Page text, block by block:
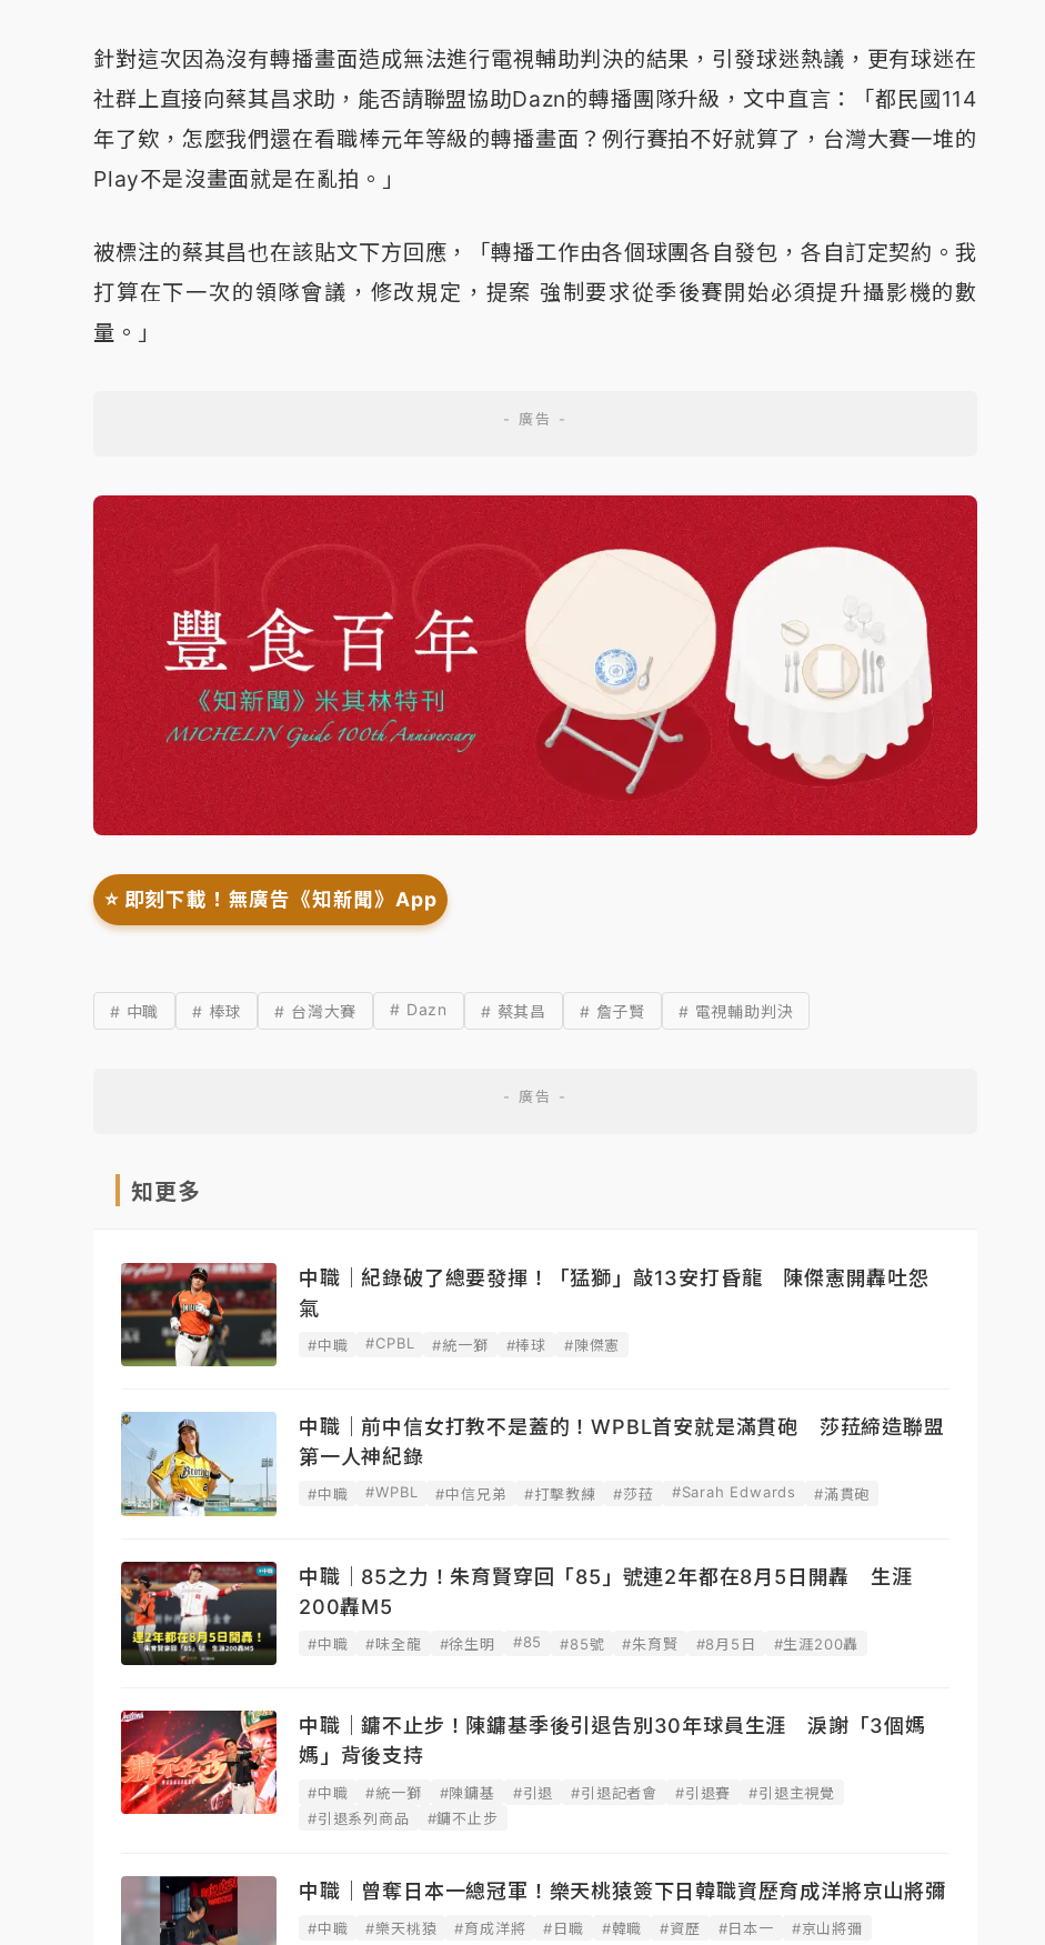
針對這次因為沒有轉播畫面造成無法進行電視輔助判決的結果，引發球迷熱議，更有球迷在
社群上直接向蔡其昌求助，能否請聯盟協助Dazn的轉播團隊升級，文中直言：「都民國114
年了欸，怎麼我們還在看職棒元年等級的轉播畫面？例行賽拍不好就算了，台灣大賽一堆的
Play不是沒畫面就是在亂拍。」
被標注的蔡其昌也在該貼文下方回應，「轉播工作由各個球團各自發包，各自訂定契約。我
打算在下一次的領隊會議，修改規定，提案 強制要求從季後賽開始必須提升攝影機的數
量。」
⭐️ 即刻下載！無廣告《知新聞》App
# 中職 # 棒球 # 台灣大賽 # Dazn # 蔡其昌 # 詹子賢 # 電視輔助判決
知更多
中職｜紀錄破了總要發揮！「猛獅」敲13安打昏龍 陳傑憲開轟吐怨
氣
#中職 #CPBL #統一獅 #棒球 #陳傑憲
中職｜前中信女打教不是蓋的！WPBL首安就是滿貫砲 莎菈締造聯盟
第一人神紀錄
#中職 #WPBL #中信兄弟 #打擊教練 #莎菈 #Sarah Edwards #滿貫砲
中職｜85之力！朱育賢穿回「85」號連2年都在8月5日開轟 生涯
200轟M5
#中職 #味全龍 #徐生明 #85 #85號 #朱育賢 #8月5日 #生涯200轟
中職｜鏞不止步！陳鏞基季後引退告別30年球員生涯 淚謝「3個媽
媽」背後支持
#中職 #統一獅 #陳鏞基 #引退 #引退記者會 #引退賽
#引退主視覺
#引退系列商品
#鏞不止步
中職｜曾奪日本一總冠軍！樂天桃猿簽下日韓職資歷育成洋將京山將彌
#中職 #樂天桃猿 #育成洋將 #日職 #韓職 #資歷 #日本一 #京山將彌